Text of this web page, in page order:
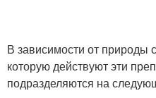
В зависимости от природы
которую действуют эти
подразделяются на